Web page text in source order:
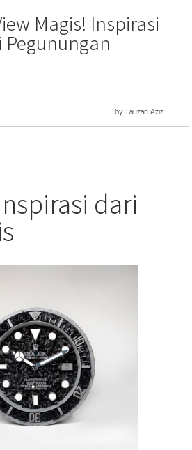
Magis! Inspirasi
by: Fauzan Aziz
dari